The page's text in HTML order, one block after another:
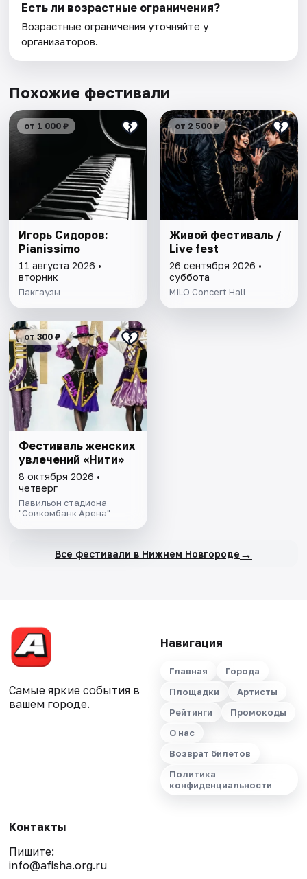
Есть ли возрастные ограничения?
Возрастные ограничения уточняйте у
организаторов.
Похожие фестивали
от 1 000 ₽
Игорь Сидоров:
Pianissimo
11 августа 2026 •
вторник
Пакгаузы
от 2 500 ₽
Живой фестиваль /
Live fest
26 сентября 2026 •
суббота
MILO Concert Hall
от 300 ₽
Фестиваль женских
увлечений «Нити»
8 октября 2026 •
четверг
Павильон стадиона
"Совкомбанк Арена"
Все фестивали в Нижнем Новгороде →
Самые яркие события в
вашем городе.
Навигация
Главная
Города
Площадки
Артисты
Рейтинги
Промокоды
О нас
Возврат билетов
Политика
конфиденциальности
Контакты
Пишите:
info@afisha.org.ru